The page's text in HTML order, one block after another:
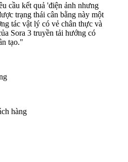
cầu kết quả 'điện ảnh nhưng
trạng thái cân bằng này một
tác vật lý có vẻ chân thực và
Sora 3 truyền tải hướng có
tạo."
hàng